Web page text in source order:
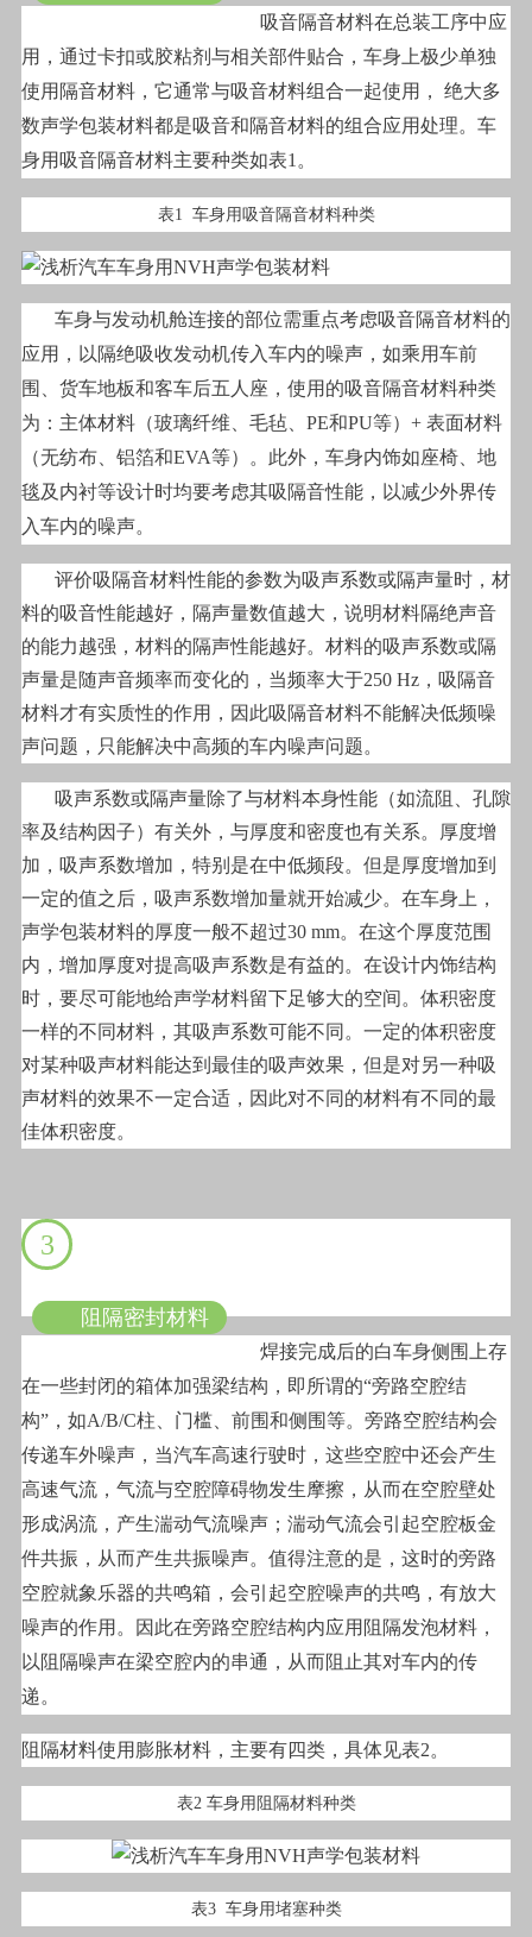
吸音隔音材料在总装工序中应
用，通过卡扣或胶粘剂与相关部件贴合，车身上极少单独
使用隔音材料，它通常与吸音材料组合一起使用， 绝大多
数声学包装材料都是吸音和隔音材料的组合应用处理。车
身用吸音隔音材料主要种类如表1。
表1 车身用吸音隔音材料种类
车身与发动机舱连接的部位需重点考虑吸音隔音材料的
应用，以隔绝吸收发动机传入车内的噪声，如乘用车前
围、货车地板和客车后五人座，使用的吸音隔音材料种类
为：主体材料（玻璃纤维、毛毡、PE和PU等）+ 表面材料
（无纺布、铝箔和EVA等）。此外，车身内饰如座椅、地
毯及内衬等设计时均要考虑其吸隔音性能，以减少外界传
入车内的噪声。
评价吸隔音材料性能的参数为吸声系数或隔声量时，材
料的吸音性能越好，隔声量数值越大，说明材料隔绝声音
的能力越强，材料的隔声性能越好。材料的吸声系数或隔
声量是随声音频率而变化的，当频率大于250 Hz，吸隔音
材料才有实质性的作用，因此吸隔音材料不能解决低频噪
声问题，只能解决中高频的车内噪声问题。
吸声系数或隔声量除了与材料本身性能（如流阻、孔隙
率及结构因子）有关外，与厚度和密度也有关系。厚度增
加，吸声系数增加，特别是在中低频段。但是厚度增加到
一定的值之后，吸声系数增加量就开始减少。在车身上，
声学包装材料的厚度一般不超过30 mm。在这个厚度范围
内，增加厚度对提高吸声系数是有益的。在设计内饰结构
时，要尽可能地给声学材料留下足够大的空间。体积密度
一样的不同材料，其吸声系数可能不同。一定的体积密度
对某种吸声材料能达到最佳的吸声效果，但是对另一种吸
声材料的效果不一定合适，因此对不同的材料有不同的最
佳体积密度。
3
阻隔密封材料
焊接完成后的白车身侧围上存
在一些封闭的箱体加强梁结构，即所谓的“旁路空腔结
构”，如A/B/C柱、门槛、前围和侧围等。旁路空腔结构会
传递车外噪声，当汽车高速行驶时，这些空腔中还会产生
高速气流，气流与空腔障碍物发生摩擦，从而在空腔壁处
形成涡流，产生湍动气流噪声；湍动气流会引起空腔板金
件共振，从而产生共振噪声。值得注意的是，这时的旁路
空腔就象乐器的共鸣箱，会引起空腔噪声的共鸣，有放大
噪声的作用。因此在旁路空腔结构内应用阻隔发泡材料，
以阻隔噪声在梁空腔内的串通，从而阻止其对车内的传
递。
阻隔材料使用膨胀材料，主要有四类，具体见表2。
表2 车身用阻隔材料种类
表3 车身用堵塞种类